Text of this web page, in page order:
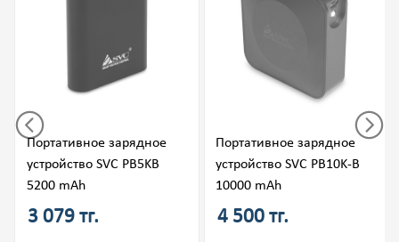
Портативное зарядное
устройство SVC PB5KB
5200 mAh
3 079 тг.
Портативное зарядное
устройство SVC PB10K-B
10000 mAh
4 500 тг.